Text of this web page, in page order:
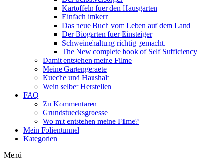
Kartoffeln fuer den Hausgarten
Einfach imkern
Das neue Buch vom Leben auf dem Land
Der Biogarten fuer Einsteiger
Schweinehaltung richtig gemacht.
The New complete book of Self Sufficiency
Damit entstehen meine Filme
Meine Gartengeraete
Kueche und Haushalt
Wein selber Herstellen
FAQ
Zu Kommentaren
Grundstuecksgroesse
Wo mit entstehen meine Filme?
Mein Folientunnel
Kategorien
Menü